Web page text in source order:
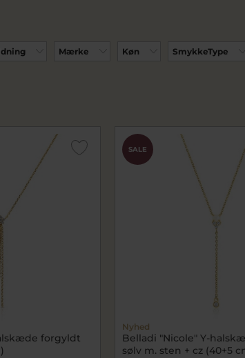
Mærke Køn SmykkeType
forgyldt
SALE
Nyhed
Belladi "Nicole" Y-
sølv m. sten + cz (40+5